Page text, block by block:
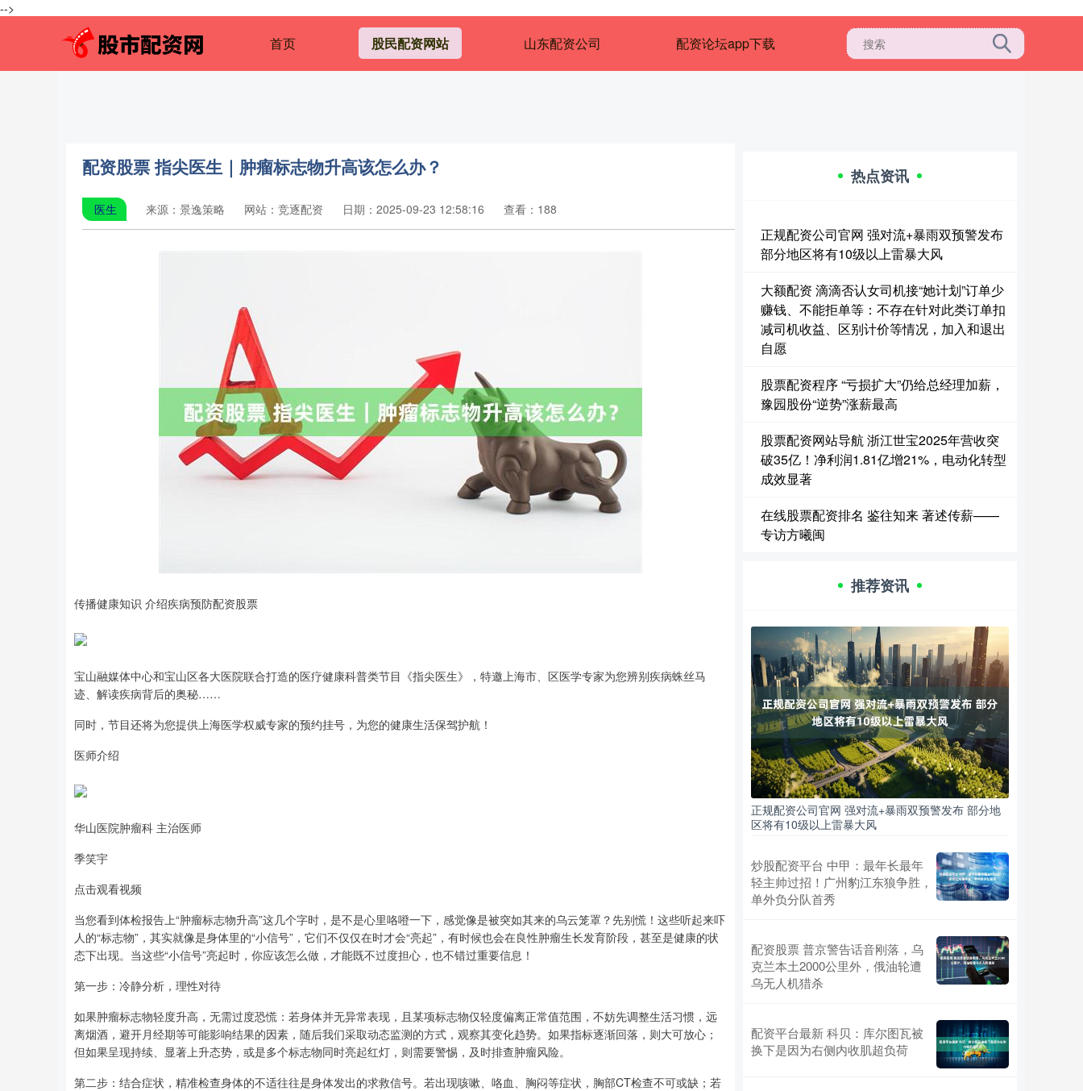
-->
首页 股民配资网站 山东配资公司 配资论坛app下载
配资股票 指尖医生｜肿瘤标志物升高该怎么办？
医生 来源：景逸策略 网站：竞逐配资 日期：2025-09-23 12:58:16 查看：188
传播健康知识 介绍疾病预防配资股票
宝山融媒体中心和宝山区各大医院联合打造的医疗健康科普类节目《指尖医生》，特邀上海市、区医学专家为您辨别疾病蛛丝马
迹、解读疾病背后的奥秘……
同时，节目还将为您提供上海医学权威专家的预约挂号，为您的健康生活保驾护航！
医师介绍
华山医院肿瘤科 主治医师
季笑宇
点击观看视频
当您看到体检报告上“肿瘤标志物升高”这几个字时，是不是心里咯噔一下，感觉像是被突如其来的乌云笼罩？先别慌！这些听起来吓
人的“标志物”，其实就像是身体里的“小信号”，它们不仅仅在时才会“亮起”，有时候也会在良性肿瘤生长发育阶段，甚至是健康的状
态下出现。当这些“小信号”亮起时，你应该怎么做，才能既不过度担心，也不错过重要信息！
第一步：冷静分析，理性对待
如果肿瘤标志物轻度升高，无需过度恐慌：若身体并无异常表现，且某项标志物仅轻度偏离正常值范围，不妨先调整生活习惯，远
离烟酒，避开月经期等可能影响结果的因素，随后我们采取动态监测的方式，观察其变化趋势。如果指标逐渐回落，则大可放心；
但如果呈现持续、显著上升态势，或是多个标志物同时亮起红灯，则需要警惕，及时排查肿瘤风险。
第二步：结合症状，精准检查身体的不适往往是身体发出的求救信号。若出现咳嗽、咯血、胸闷等症状，胸部CT检查不可或缺；若
热点资讯
正规配资公司官网 强对流+暴雨双预警发布
部分地区将有10级以上雷暴大风
大额配资 滴滴否认女司机接“她计划”订单少
赚钱、不能拒单等：不存在针对此类订单扣
减司机收益、区别计价等情况，加入和退出
自愿
股票配资程序 “亏损扩大”仍给总经理加薪，
豫园股份“逆势”涨薪最高
股票配资网站导航 浙江世宝2025年营收突
破35亿！净利润1.81亿增21%，电动化转型
成效显著
在线股票配资排名 鉴往知来 著述传薪——
专访方曦闽
推荐资讯
正规配资公司官网 强对流+暴雨双预警发布 部分地
区将有10级以上雷暴大风
炒股配资平台 中甲：最年长最年
轻主帅过招！广州豹江东狼争胜，
单外负分队首秀
配资股票 普京警告话音刚落，乌
克兰本土2000公里外，俄油轮遭
乌无人机猎杀
配资平台最新 科贝：库尔图瓦被
换下是因为右侧内收肌超负荷